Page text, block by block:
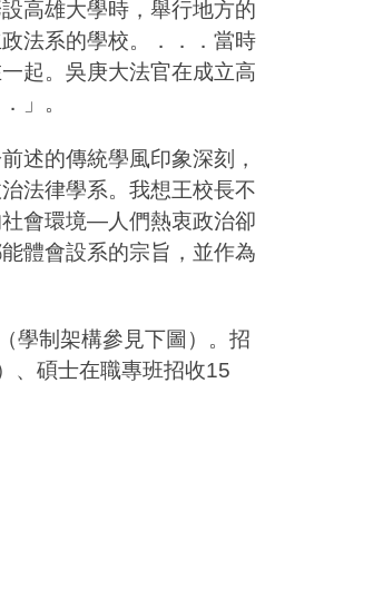
高雄大學時，舉行地方的
法系的學校。．．．當時
起。吳庚大法官在成立高
」。
述的傳統學風印象深刻，
法律學系。我想王校長不
會環境—人們熱衷政治卻
體會設系的宗旨，並作為
學制架構參見下圖）。招
、碩士在職專班招收15